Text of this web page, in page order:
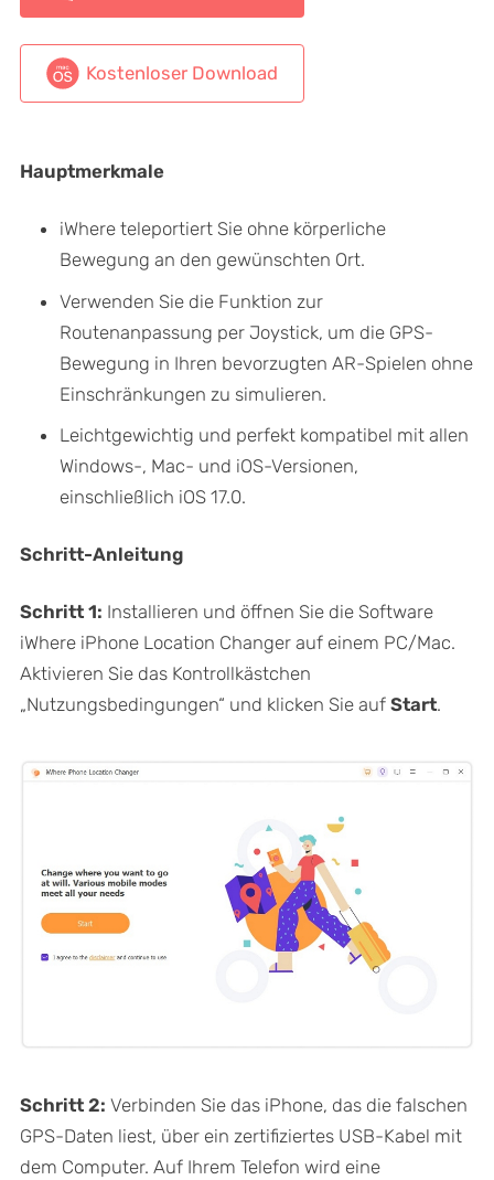
Kostenloser Download
Hauptmerkmale
iWhere teleportiert Sie ohne körperliche
Bewegung an den gewünschten Ort.
Verwenden Sie die Funktion zur
Routenanpassung per Joystick, um die GPS-
Bewegung in Ihren bevorzugten AR-Spielen ohne
Einschränkungen zu simulieren.
Leichtgewichtig und perfekt kompatibel mit allen
Windows-, Mac- und iOS-Versionen,
einschließlich iOS 17.0.
Schritt-Anleitung
Schritt 1: Installieren und öffnen Sie die Software
iWhere iPhone Location Changer auf einem PC/Mac.
Aktivieren Sie das Kontrollkästchen
„Nutzungsbedingungen“ und klicken Sie auf Start.
Schritt 2: Verbinden Sie das iPhone, das die falschen
GPS-Daten liest, über ein zertifiziertes USB-Kabel mit
dem Computer. Auf Ihrem Telefon wird eine